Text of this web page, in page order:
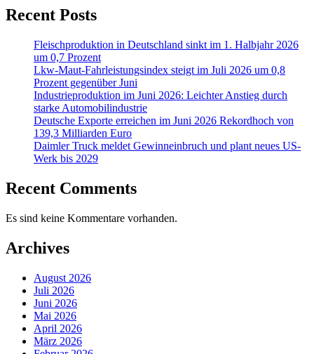
Recent Posts
Fleischproduktion in Deutschland sinkt im 1. Halbjahr 2026
um 0,7 Prozent
Lkw-Maut-Fahrleistungsindex steigt im Juli 2026 um 0,8
Prozent gegenüber Juni
Industrieproduktion im Juni 2026: Leichter Anstieg durch
starke Automobilindustrie
Deutsche Exporte erreichen im Juni 2026 Rekordhoch von
139,3 Milliarden Euro
Daimler Truck meldet Gewinneinbruch und plant neues US-
Werk bis 2029
Recent Comments
Es sind keine Kommentare vorhanden.
Archives
August 2026
Juli 2026
Juni 2026
Mai 2026
April 2026
März 2026